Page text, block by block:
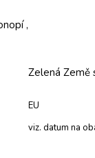
,
Zelená Země
EU
viz. datum na